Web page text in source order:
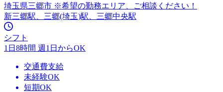
埼玉県三郷市 ※希望の勤務エリア、ご相談ください！
新三郷駅、三郷(埼玉)駅、三郷中央駅
シフト
1日8時間 週1日からOK
交通費支給
未経験OK
短期OK